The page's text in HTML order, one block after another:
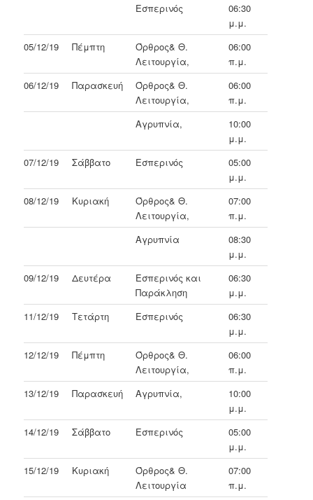
Εσπερινός
06:30
μ.μ.
05/12/19
Πέμπτη
Όρθρος& Θ.
Λειτουργία,
06:00
π.μ.
06/12/19
Παρασκευή
Όρθρος& Θ.
Λειτουργία,
06:00
π.μ.
Αγρυπνία,
10:00
μ.μ.
07/12/19
Σάββατο Εσπερινός
05:00
μ.μ.
08/12/19
Κυριακή
Όρθρος& Θ.
Λειτουργία,
07:00
π.μ.
Αγρυπνία
08:30
μ.μ.
09/12/19
Δευτέρα
Εσπερινός και
Παράκληση
06:30
μ.μ.
11/12/19
Τετάρτη Εσπερινός
06:30
μ.μ.
12/12/19
Πέμπτη
Όρθρος& Θ.
Λειτουργία,
06:00
π.μ.
13/12/19
Παρασκευή Αγρυπνία,
10:00
μ.μ.
14/12/19
Σάββατο Εσπερινός
05:00
μ.μ.
15/12/19
Κυριακή
Όρθρος& Θ.
Λειτουργία
07:00
π.μ.